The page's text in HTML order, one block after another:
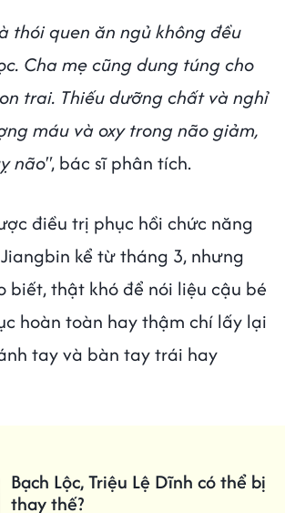
thói quen ăn ngủ không đều
Cha mẹ cũng dung túng cho
trai. Thiếu dưỡng chất và nghỉ
máu và oxy trong não giảm,
não", bác sĩ phân tích.
điều trị phục hồi chức năng
kể từ tháng 3, nhưng
biết, thật khó để nói liệu cậu bé
hoàn toàn hay thậm chí lấy lại
tay và bàn tay trái hay
Bạch Lộc, Triệu Lệ Dĩnh có thể bị
thay thế?